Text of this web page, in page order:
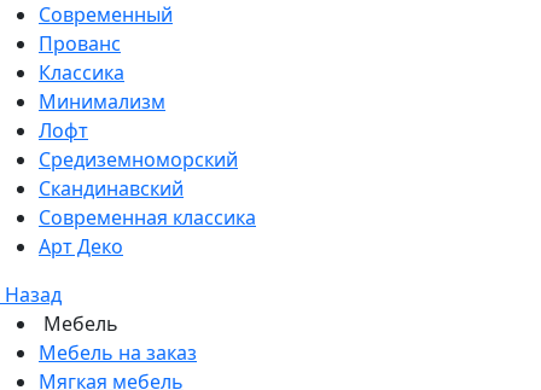
Современный
Прованс
Классика
Минимализм
Лофт
Средиземноморский
Скандинавский
Современная классика
Арт Деко
Назад
Мебель
Мебель на заказ
Мягкая мебель